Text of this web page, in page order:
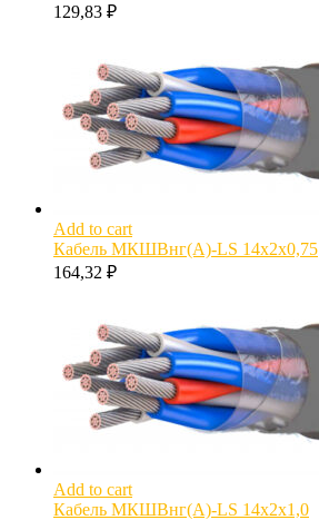
129,83 ₽
Add to cart
Кабель МКШВнг(А)-LS 14х2х0,75
164,32 ₽
Add to cart
Кабель МКШВнг(А)-LS 14х2х1,0